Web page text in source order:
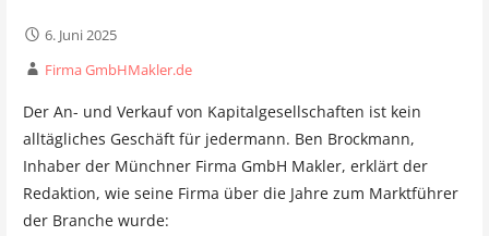
6. Juni 2025
Firma GmbHMakler.de
Der An- und Verkauf von Kapitalgesellschaften ist kein
alltägliches Geschäft für jedermann. Ben Brockmann,
Inhaber der Münchner Firma GmbH Makler, erklärt der
Redaktion, wie seine Firma über die Jahre zum Marktführer
der Branche wurde: